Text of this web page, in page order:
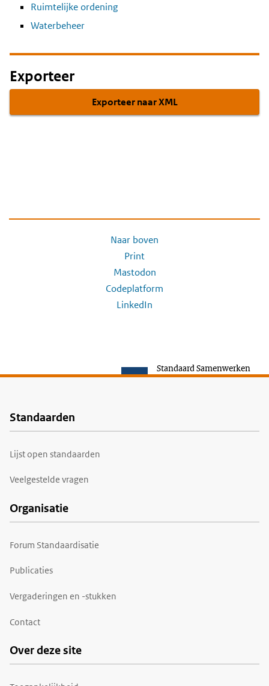
Ruimtelijke ordening
Waterbeheer
Exporteer
Exporteer naar XML
Naar boven
Print
Mastodon
Codeplatform
LinkedIn
Standaard Samenwerken
Voet
Standaarden
Lijst open standaarden
Veelgestelde vragen
Organisatie
Forum Standaardisatie
Publicaties
Vergaderingen en -stukken
Contact
Over deze site